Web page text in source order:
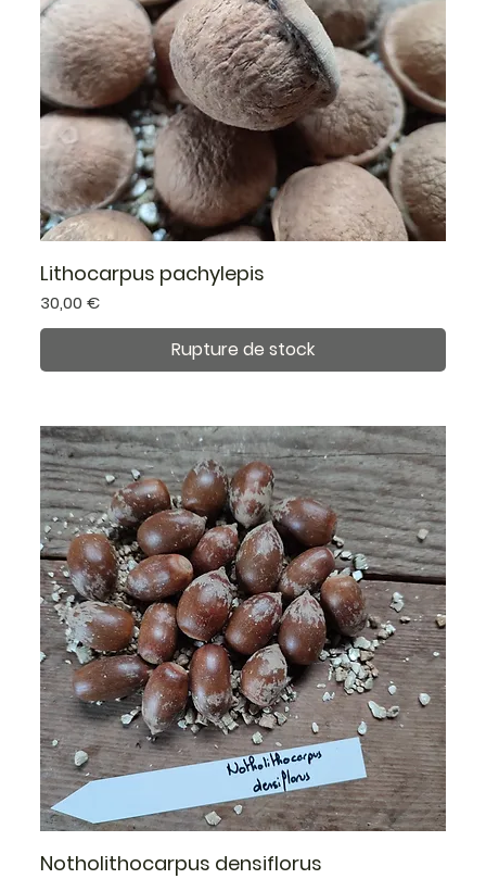
Lithocarpus pachylepis
Prix
30,00 €
Rupture de stock
Notholithocarpus densiflorus